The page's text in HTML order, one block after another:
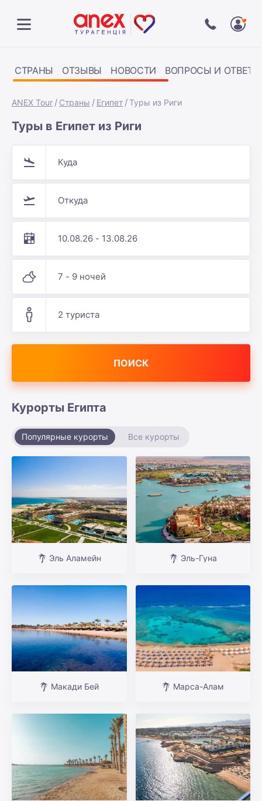
СТРАНЫ ОТЗЫВЫ НОВОСТИ ВОПРОСЫ И ОТВЕТЫ
ANEX Tour Страны Египет Туры из Риги
Туры в Египет из Риги
Куда
Откуда
10.08.26 - 13.08.26
7 - 9 ночей
2 туриста
ПОИСК
Курорты Египта
Популярные курорты Все курорты
Эль Аламейн Эль-Гуна
Макади Бей Марса-Алам